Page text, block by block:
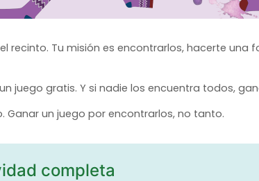
recinto. Tu misión es encontrarlos, hacerte una
juego gratis. Y si nadie los encuentra todos,
Ganar un juego por encontrarlos, no tanto.
completa